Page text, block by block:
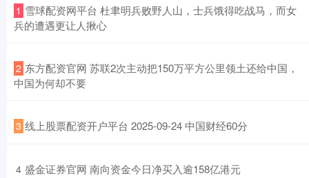
1 ​雪球配资网平台 杜聿明兵败野人山，士兵饿得吃战马，而女
兵的遭遇更让人揪心
2 ​东方配资官网 苏联2次主动把150万平方公里领土还给中国，
中国为何却不要
3 ​线上股票配资开户平台 2025-09-24 中国财经60分
4 ​盛金证券官网 南向资金今日净买入逾158亿港元